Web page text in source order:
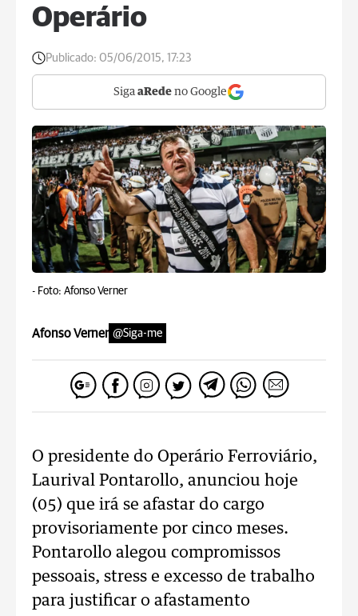
Operário
Publicado: 05/06/2015, 17:23
Siga aRede no Google
- Foto: Afonso Verner
Afonso Verner @Siga-me
O presidente do Operário Ferroviário,
Laurival Pontarollo, anunciou hoje
(05) que irá se afastar do cargo
provisoriamente por cinco meses.
Pontarollo alegou compromissos
pessoais, stress e excesso de trabalho
para justificar o afastamento